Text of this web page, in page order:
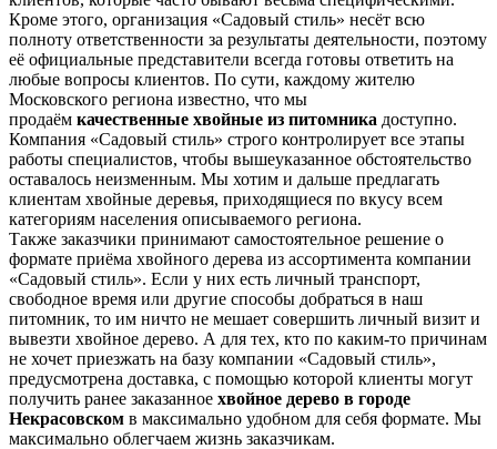
Кроме этого, организация «Садовый стиль» несёт всю
полноту ответственности за результаты деятельности, поэтому
её официальные представители всегда готовы ответить на
любые вопросы клиентов. По сути, каждому жителю
Московского региона известно, что мы
продаём качественные хвойные из питомника доступно.
Компания «Садовый стиль» строго контролирует все этапы
работы специалистов, чтобы вышеуказанное обстоятельство
оставалось неизменным. Мы хотим и дальше предлагать
клиентам хвойные деревья, приходящиеся по вкусу всем
категориям населения описываемого региона.
Также заказчики принимают самостоятельное решение о
формате приёма хвойного дерева из ассортимента компании
«Садовый стиль». Если у них есть личный транспорт,
свободное время или другие способы добраться в наш
питомник, то им ничто не мешает совершить личный визит и
вывезти хвойное дерево. А для тех, кто по каким-то причинам
не хочет приезжать на базу компании «Садовый стиль»,
предусмотрена доставка, с помощью которой клиенты могут
получить ранее заказанное хвойное дерево в городе
Некрасовском в максимально удобном для себя формате. Мы
максимально облегчаем жизнь заказчикам.